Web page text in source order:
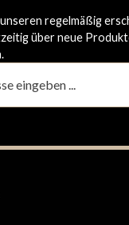
regelmäßig
über neue
zur